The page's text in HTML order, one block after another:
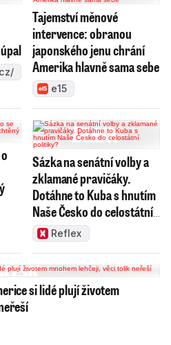
Tajemství měnové
intervence: obranou
japonského jenu chrání
Amerika hlavně sama sebe
e15
Sázka na senátní volby a
zklamané pravičáky.
Dotáhne to Kuba s hnutím
Naše Česko do celostátní
politiky?
Reflex
si lidé plují životem